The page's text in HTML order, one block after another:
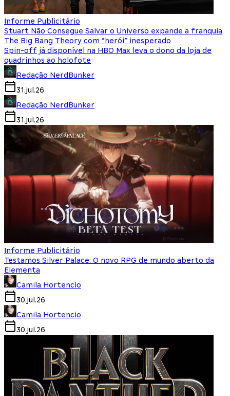
Informe Publicitário
Stuart Não Consegue Salvar o Universo expande a franquia
The Big Bang Theory com “herói” inesperado
Spin-off já disponível na HBO Max leva o dono da loja de
quadrinhos ao holofote
Redação NerdBunker
31.jul.26
Redação NerdBunker
31.jul.26
Informe Publicitário
Testamos Silver Palace: O novo RPG de mundo aberto da
Elementa
Camila Hortencio
30.jul.26
Camila Hortencio
30.jul.26